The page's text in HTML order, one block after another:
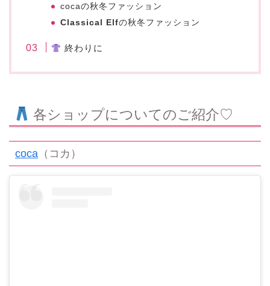
cocaの秋冬ファッション
Classical Elfの秋冬ファッション
終わりに
各ショップについてのご紹介♡
coca （コカ）